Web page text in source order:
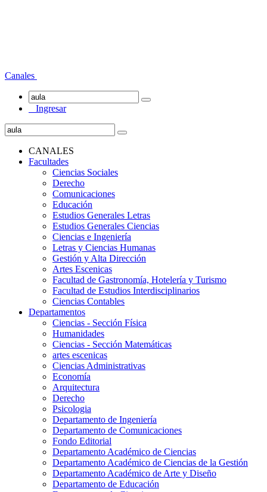
Canales
Ingresar
CANALES
Facultades
Ciencias Sociales
Derecho
Comunicaciones
Educación
Estudios Generales Letras
Estudios Generales Ciencias
Ciencias e Ingeniería
Letras y Ciencias Humanas
Gestión y Alta Dirección
Artes Escenicas
Facultad de Gastronomía, Hotelería y Turismo
Facultad de Estudios Interdisciplinarios
Ciencias Contables
Departamentos
Ciencias - Sección Física
Humanidades
Ciencias - Sección Matemáticas
artes escenicas
Ciencias Administrativas
Economía
Arquitectura
Derecho
Psicologia
Departamento de Ingeniería
Departamento de Comunicaciones
Fondo Editorial
Departamento Académico de Ciencias
Departamento Académico de Ciencias de la Gestión
Departamento Académico de Arte y Diseño
Departamento de Educación